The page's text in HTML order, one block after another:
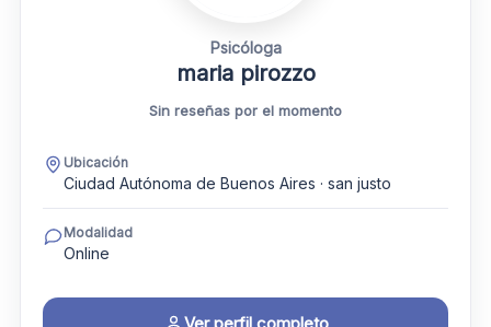
Psicóloga
maria pirozzo
Sin reseñas por el momento
Ubicación
Ciudad Autónoma de Buenos Aires · san justo
Modalidad
Online